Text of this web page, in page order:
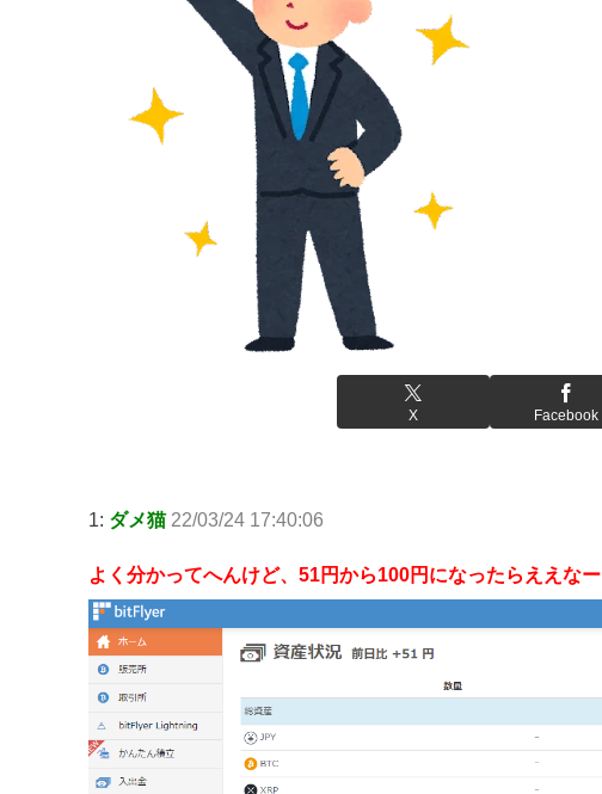
X Facebook
1: ダメ猫 22/03/24 17:40:06
よく分かってへんけど、51円から100円になったらええなー